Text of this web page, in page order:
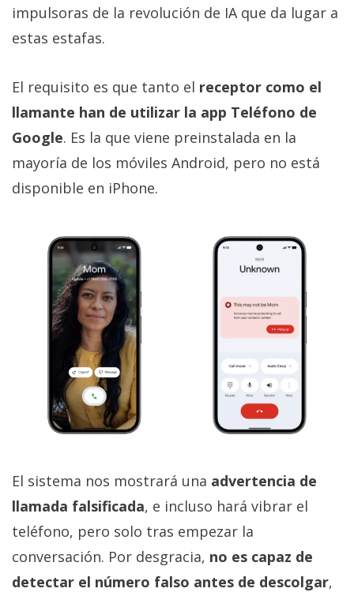
impulsoras de la revolución de IA que da lugar a
estas estafas.
El requisito es que tanto el receptor como el
llamante han de utilizar la app Teléfono de
Google. Es la que viene preinstalada en la
mayoría de los móviles Android, pero no está
disponible en iPhone.
El sistema nos mostrará una advertencia de
llamada falsificada, e incluso hará vibrar el
teléfono, pero solo tras empezar la
conversación. Por desgracia, no es capaz de
detectar el número falso antes de descolgar,